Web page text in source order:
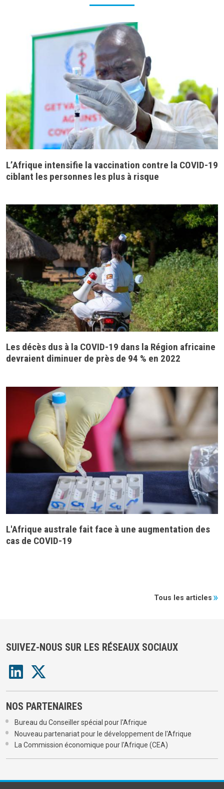
L’Afrique intensifie la vaccination contre la COVID-19
ciblant les personnes les plus à risque
Les décès dus à la COVID-19 dans la Région africaine
devraient diminuer de près de 94 % en 2022
L'Afrique australe fait face à une augmentation des
cas de COVID-19
Tous les articles
SUIVEZ-NOUS SUR LES RÉSEAUX SOCIAUX
NOS PARTENAIRES
Bureau du Conseiller spécial pour l'Afrique
Nouveau partenariat pour le développement de l'Afrique
La Commission économique pour l'Afrique (CEA)